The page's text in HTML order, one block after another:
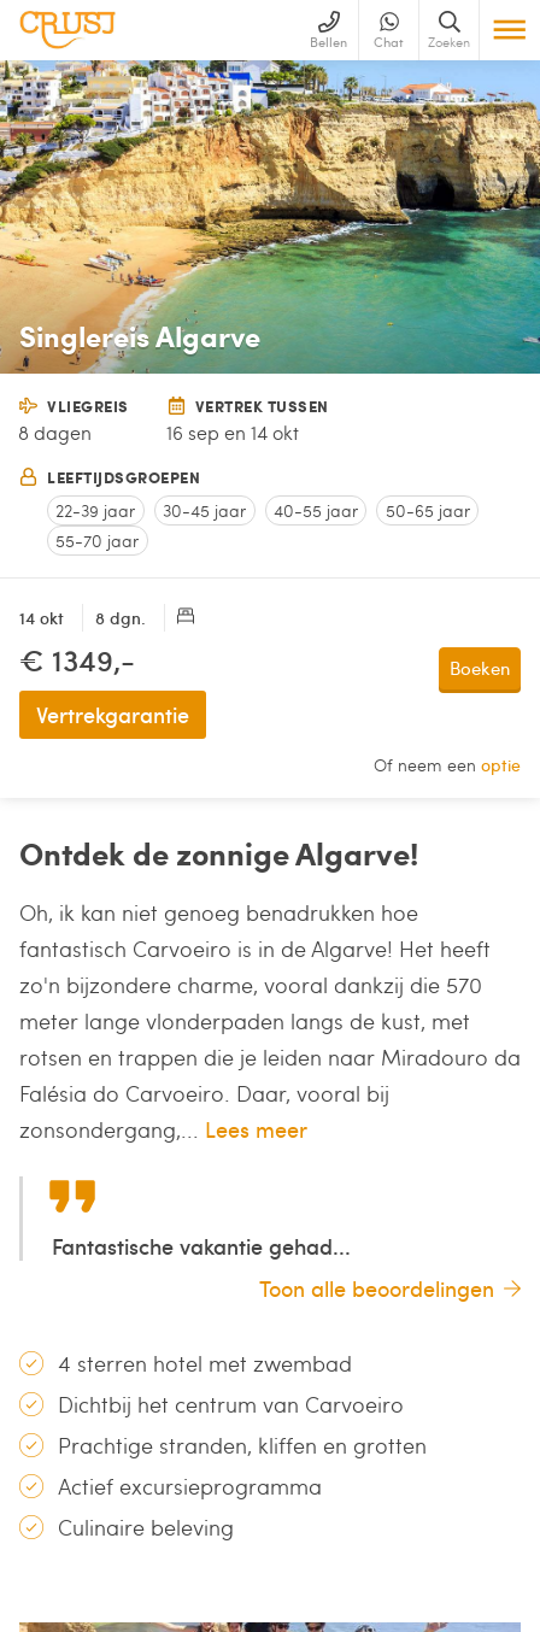
Bellen Chat Zoeken
Singlereis Algarve
VLIEGREIS
8 dagen
VERTREK TUSSEN
16 sep en 14 okt
LEEFTIJDSGROEPEN
22-39 jaar 30-45 jaar 40-55 jaar
50-65 jaar
55-70 jaar
14 okt 8 dgn.
€ 1349,-
Vertrekgarantie
Boeken
Of neem een optie
Ontdek de zonnige Algarve!
Oh, ik kan niet genoeg benadrukken hoe
fantastisch Carvoeiro is in de Algarve! Het heeft
zo'n bijzondere charme, vooral dankzij die 570
meter lange vlonderpaden langs de kust, met
rotsen en trappen die je leiden naar Miradouro da
Falésia do Carvoeiro. Daar, vooral bij
zonsondergang,... Lees meer
Fantastische vakantie gehad...
Toon alle beoordelingen
4 sterren hotel met zwembad
Dichtbij het centrum van Carvoeiro
Prachtige stranden, kliffen en grotten
Actief excursieprogramma
Culinaire beleving